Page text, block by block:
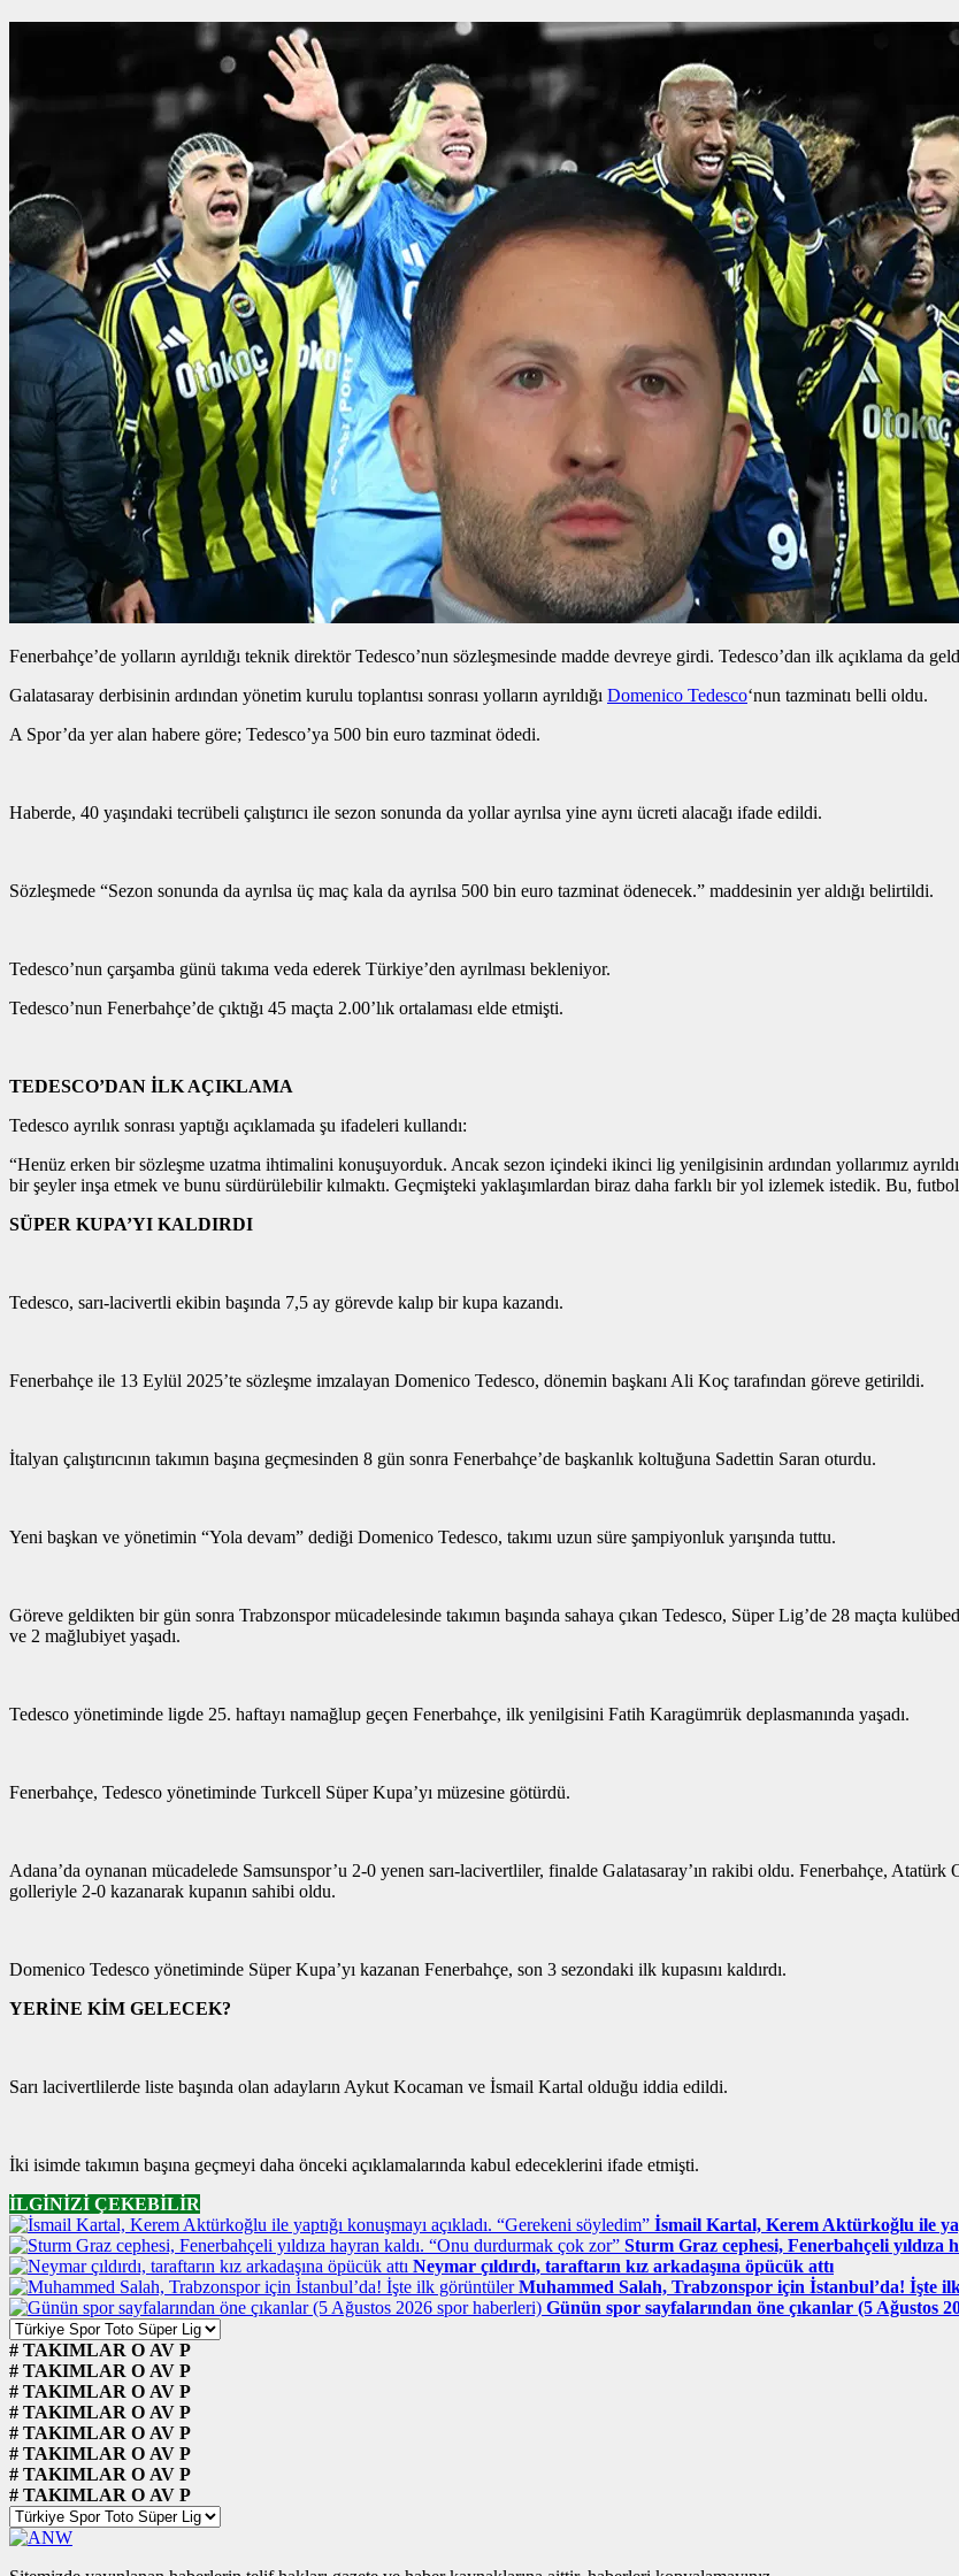
Fenerbahçe’de yolların ayrıldığı teknik direktör Tedesco’nun sözleşmesinde madde devreye girdi. Tedesco’dan ilk açıklama da
Galatasaray derbisinin ardından yönetim kurulu toplantısı sonrası yolların ayrıldığı Domenico Tedesco‘nun tazminatı belli oldu.
A Spor’da yer alan habere göre; Tedesco’ya 500 bin euro tazminat ödedi.
Haberde, 40 yaşındaki tecrübeli çalıştırıcı ile sezon sonunda da yollar ayrılsa yine aynı ücreti alacağı ifade edildi.
Sözleşmede “Sezon sonunda da ayrılsa üç maç kala da ayrılsa 500 bin euro tazminat ödenecek.” maddesinin yer aldığı belirtildi.
Tedesco’nun çarşamba günü takıma veda ederek Türkiye’den ayrılması bekleniyor.
Tedesco’nun Fenerbahçe’de çıktığı 45 maçta 2.00’lık ortalaması elde etmişti.
TEDESCO’DAN İLK AÇIKLAMA
Tedesco ayrılık sonrası yaptığı açıklamada şu ifadeleri kullandı:
“Henüz erken bir sözleşme uzatma ihtimalini konuşuyorduk. Ancak sezon içindeki ikinci lig yenilgisinin ardından yollarımız
bir şeyler inşa etmek ve bunu sürdürülebilir kılmaktı. Geçmişteki yaklaşımlardan biraz daha farklı bir yol izlemek istedik. Bu,
SÜPER KUPA’YI KALDIRDI
Tedesco, sarı-lacivertli ekibin başında 7,5 ay görevde kalıp bir kupa kazandı.
Fenerbahçe ile 13 Eylül 2025’te sözleşme imzalayan Domenico Tedesco, dönemin başkanı Ali Koç tarafından göreve getirildi.
İtalyan çalıştırıcının takımın başına geçmesinden 8 gün sonra Fenerbahçe’de başkanlık koltuğuna Sadettin Saran oturdu.
Yeni başkan ve yönetimin “Yola devam” dediği Domenico Tedesco, takımı uzun süre şampiyonluk yarışında tuttu.
Göreve geldikten bir gün sonra Trabzonspor mücadelesinde takımın başında sahaya çıkan Tedesco, Süper Lig’de 28 maçta
ve 2 mağlubiyet yaşadı.
Tedesco yönetiminde ligde 25. haftayı namağlup geçen Fenerbahçe, ilk yenilgisini Fatih Karagümrük deplasmanında yaşadı.
Fenerbahçe, Tedesco yönetiminde Turkcell Süper Kupa’yı müzesine götürdü.
Adana’da oynanan mücadelede Samsunspor’u 2-0 yenen sarı-lacivertliler, finalde Galatasaray’ın rakibi oldu. Fenerbahçe,
golleriyle 2-0 kazanarak kupanın sahibi oldu.
Domenico Tedesco yönetiminde Süper Kupa’yı kazanan Fenerbahçe, son 3 sezondaki ilk kupasını kaldırdı.
YERİNE KİM GELECEK?
Sarı lacivertlilerde liste başında olan adayların Aykut Kocaman ve İsmail Kartal olduğu iddia edildi.
İki isimde takımın başına geçmeyi daha önceki açıklamalarında kabul edeceklerini ifade etmişti.
İLGİNİZİ ÇEKEBİLİR
İsmail Kartal, Kerem Aktürkoğlu ile
Sturm Graz cephesi, Fenerbahçeli
Neymar çıldırdı, taraftarın kız arkadaşına öpücük attı
Muhammed Salah, Trabzonspor için İstanbul’da! İşte
Günün spor sayfalarından öne çıkanlar (5 Ağustos
# TAKIMLAR O AV P
# TAKIMLAR O AV P
# TAKIMLAR O AV P
# TAKIMLAR O AV P
# TAKIMLAR O AV P
# TAKIMLAR O AV P
# TAKIMLAR O AV P
# TAKIMLAR O AV P